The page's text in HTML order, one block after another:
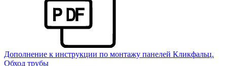
Дополнение к инструкции по монтажу панелей Кликфальц.
Обход трубы